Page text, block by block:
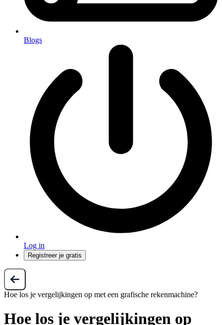
Blogs
Log in
Registreer je gratis
Hoe los je vergelijkingen op met een grafische rekenmachine?
Hoe los je vergelijkingen op